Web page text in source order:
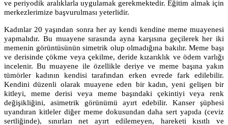
ve periyodik aralıklarla uygulamak gerekmektedir. Eğitim almak için
merkezlerimize başvurulması yeterlidir.
Kadınlar 20 yaşından sonra her ay kendi kendine meme muayenesi
yapmalıdır. Bu muayene sırasında ayna karşısına geçilerek her iki
memenin görüntüsünün simetrik olup olmadığına bakılır. Meme başı
ve derisinde çökme veya çekilme, deride kızarıklık ve ödem varlığı
incelenir. Bu muayene ile özellikle deriye ve meme başına yakın
tümörler kadının kendisi tarafından erken evrede fark edilebilir.
Kendini düzenli olarak muayene eden bir kadın, yeni gelişen bir
kitleyi, meme derisi veya meme başındaki çekintiyi veya renk
değişikliğini, asimetrik görünümü ayırt edebilir. Kanser şüphesi
uyandıran kitleler diğer meme dokusundan daha sert yapıda (ceviz
sertliğinde), sınırları net ayırt edilemeyen, hareketi kısıtlı ve